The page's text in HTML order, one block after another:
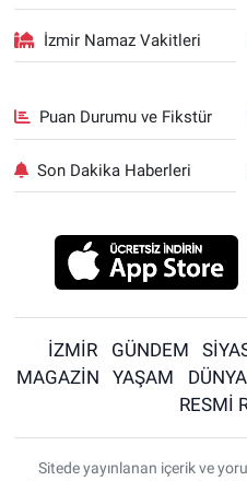
İzmir Namaz Vakitleri
Puan Durumu ve Fikstür
Son Dakika Haberleri
İZMİR GÜNDEM
MAGAZİN
YAŞAM DÜNYA
RESMİ
Sitede yayınlanan içerik ve